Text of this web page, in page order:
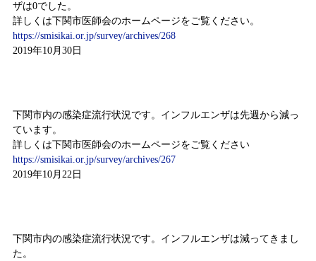
ザは0でした。
詳しくは下関市医師会のホームページをご覧ください。
https://smisikai.or.jp/survey/archives/268
2019年10月30日
下関市内の感染症流行状況です。インフルエンザは先週から減っ
ています。
詳しくは下関市医師会のホームページをご覧ください
https://smisikai.or.jp/survey/archives/267
2019年10月22日
下関市内の感染症流行状況です。インフルエンザは減ってきまし
た。